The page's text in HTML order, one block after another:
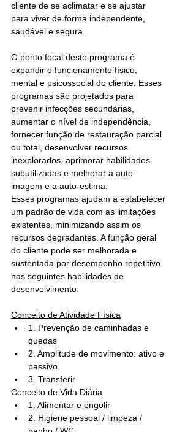
cliente de se aclimatar e se ajustar
para viver de forma independente,
saudável e segura.
O ponto focal deste programa é
expandir o funcionamento físico,
mental e psicossocial do cliente. Esses
programas são projetados para
prevenir infecções secundárias,
aumentar o nível de independência,
fornecer função de restauração parcial
ou total, desenvolver recursos
inexplorados, aprimorar habilidades
subutilizadas e melhorar a auto-
imagem e a auto-estima.
Esses programas ajudam a estabelecer
um padrão de vida com as limitações
existentes, minimizando assim os
recursos degradantes. A função geral
do cliente pode ser melhorada e
sustentada por desempenho repetitivo
nas seguintes habilidades de
desenvolvimento:
Conceito de Atividade Física
1. Prevenção de caminhadas e
quedas
2. Amplitude de movimento: ativo e
passivo
3. Transferir
Conceito de Vida Diária
1. Alimentar e engolir
2. Higiene pessoal / limpeza /